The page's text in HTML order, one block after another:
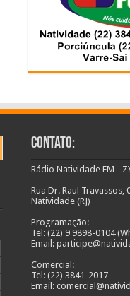
Contato:
Rádio Natividade FM -
Rua Dr. Raul Travassos,
Natividade (RJ)
Programação:
Tel: (22) 9 9898-0104
Email:
Comercial:
Tel: (22) 3841-2017
Email: